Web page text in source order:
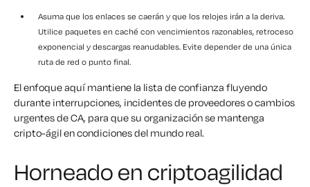
Asuma que los enlaces se caerán y que los relojes irán a la deriva.
Utilice paquetes en caché con vencimientos razonables, retroceso
exponencial y descargas reanudables. Evite depender de una única
ruta de red o punto final.
El enfoque aquí mantiene la lista de confianza fluyendo
durante interrupciones, incidentes de proveedores o cambios
urgentes de CA, para que su organización se mantenga
cripto-ágil en condiciones del mundo real.
Horneado en criptoagilidad